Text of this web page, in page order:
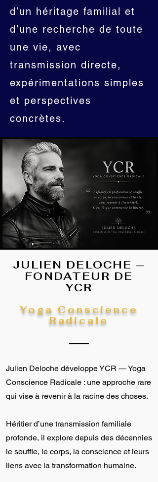
d’un héritage familial et
d’une recherche de toute
une vie, avec
transmission directe,
expérimentations simples
et perspectives
concrètes.
JULIEN DELOCHE —
FONDATEUR DE
YCR
Yoga Conscience
Radicale
Julien Deloche développe YCR — Yoga
Conscience Radicale : une approche rare
qui vise à revenir à la racine des choses.
Héritier d’une transmission familiale
profonde, il explore depuis des décennies
le souffle, le corps, la conscience et leurs
liens avec la transformation humaine.